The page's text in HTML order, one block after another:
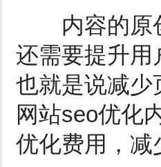
内容的原创
还需要提升用
也就是说减少
网站seo优化
优化费用，减